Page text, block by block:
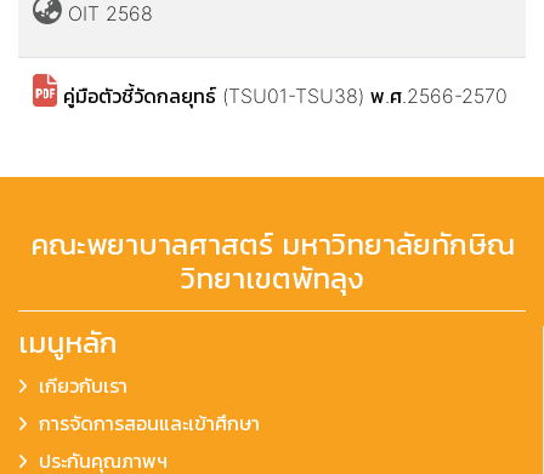
OIT 2568
คู่มือตัวชี้วัดกลยุทธ์ (TSU01-TSU38) พ.ศ.2566-2570
คณะพยาบาลศาสตร์ มหาวิทยาลัยทักษิณ
วิทยาเขตพัทลุง
เมนูหลัก
เกียวกับเรา
การจัดการสอนและเข้าศึกษา
ประกันคุณภาพฯ